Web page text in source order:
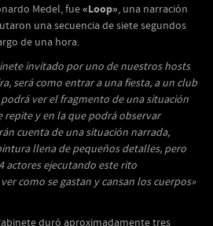
Medel, fue«Loop», una narración
una secuencia de siete segundos
de una hora.
invitado por uno de nuestros hosts
será como entrar a una fiesta, a un club
ver el fragmento de una situación
repite y en la que podrá observar
cuenta de una situación narrada,
llena de pequeños detalles, pero
actores ejecutando este rito
como se gastan y cansan los cuerpos»
duró aproximadamente tres